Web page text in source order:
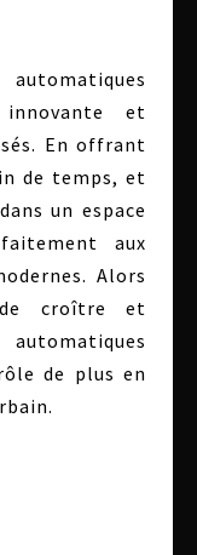
et
En offrant
de temps, et
un espace
aux
Alors
croître et
de plus en